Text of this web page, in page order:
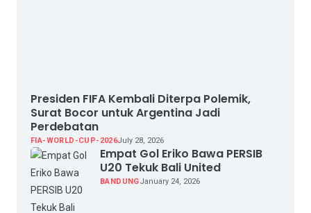
Presiden FIFA Kembali Diterpa Polemik,
Surat Bocor untuk Argentina Jadi
Perdebatan
FIA-WORLD-CUP-2026July 28, 2026
Empat Gol Eriko Bawa PERSIB
U20 Tekuk Bali United
BANDUNGJanuary 24, 2026